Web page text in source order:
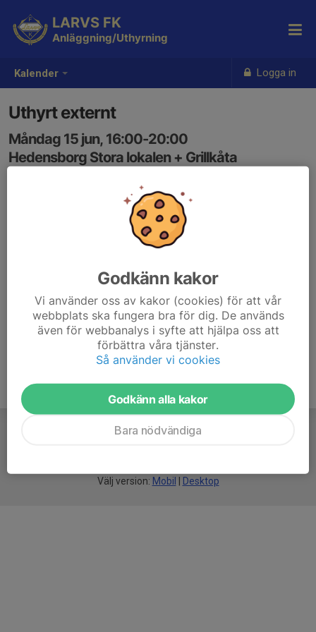
Kalender Logga in
LARVS FK
Anläggning/Uthyrning
Uthyrt externt
Måndag 15 jun, 16:00-20:00
Hedensborg Stora lokalen + Grillkåta
Välj version: Mobil Desktop
Godkänn kakor
Vi använder oss av kakor (cookies) för att vår
webbplats ska fungera bra för dig. De används
även för webbanalys i syfte att hjälpa oss att
förbättra våra tjänster.
Så använder vi cookies
Godkänn alla kakor
Bara nödvändiga